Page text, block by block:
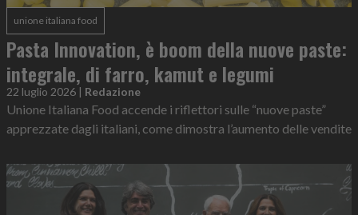
unione italiana food
Pasta Innovation, è boom della nuove paste:
integrale, di farro, kamut e legumi
22 luglio 2026 | Redazione
Unione Italiana Food accende i riflettori sulle “nuove paste”
apprezzate dagli italiani, come dimostra l’aumento delle vendite